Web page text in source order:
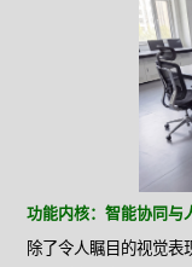
功能内核：智能协同与
除了令人瞩目的视觉表